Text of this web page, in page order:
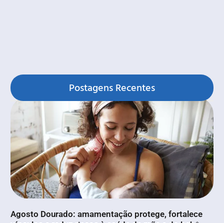
Postagens Recentes
Agosto Dourado: amamentação protege, fortalece